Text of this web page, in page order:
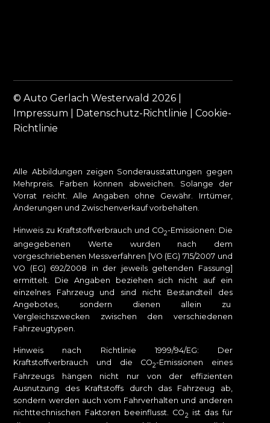
© Auto Gerlach Westerwald 2026 |
Impressum
Datenschutz-Richtlinie |Cookie-
Richtlinie
Alle Abbildungen zeigen Sonderausstattungen gegen
Mehrpreis. Farben können abweichen. Solange der
Vorrat reicht. Alle Angaben ohne Gewähr. Irrtümer,
Änderungen und Zwischenverkauf vorbehalten.
Hinweis zu Kraftstoffverbrauch und CO2-Emissionen: Die
angegebenen Werte wurden nach dem
vorgeschriebenen Messverfahren [VO (EG) 715/2007 und
VO (EG) 692/2008 in der jeweils geltenden Fassung]
ermittelt. Die Angaben beziehen sich nicht auf ein
einzelnes Fahrzeug und sind nicht Bestandteil des
Angebotes, sondern dienen allein zu
Vergleichszwecken zwischen den verschiedenen
Fahrzeugtypen.
Hinweis nach Richtlinie 1999/94/EG: Der
Kraftstoffverbrauch und die CO2-Emissionen eines
Fahrzeugs hängen nicht nur von der effizienten
Ausnutzung des Kraftstoffs durch das Fahrzeug ab,
sondern werden auch vom Fahrverhalten und anderen
nichttechnischen Faktoren beeinflusst. CO2
ist das für